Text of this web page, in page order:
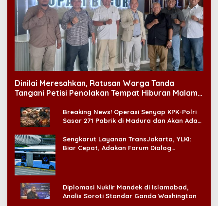
Dinilai Meresahkan, Ratusan Warga Tanda
Tangani Petisi Penolakan Tempat Hiburan Malam
Breaking News! Operasi Senyap KPK-Polri
Sasar 271 Pabrik di Madura dan Akan Ada
Sengkarut Layanan TransJakarta, YLKI:
Biar Cepat, Adakan Forum Dialog
Diplomasi Nuklir Mandek di Islamabad,
Analis Soroti Standar Ganda Washington